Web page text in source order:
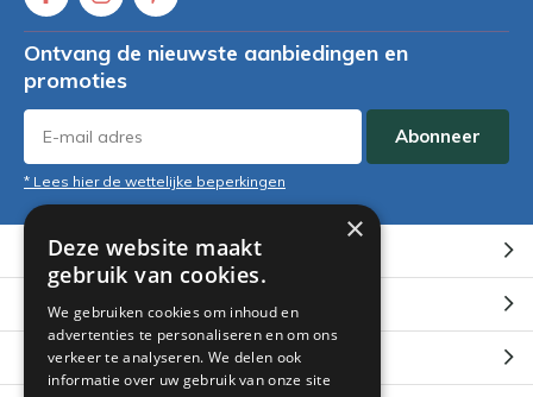
Ontvang de nieuwste aanbiedingen en
promoties
Abonneer
* Lees hier de wettelijke beperkingen
Klantenservice
Mijn account
Categorieën
×
Deze website maakt
gebruik van cookies.
We gebruiken cookies om inhoud en
advertenties te personaliseren en om ons
verkeer te analyseren. We delen ook
informatie over uw gebruik van onze site